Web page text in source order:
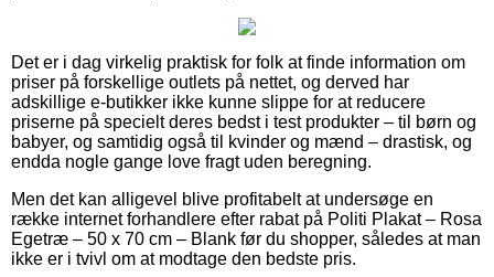
Det er i dag virkelig praktisk for folk at finde information om
priser på forskellige outlets på nettet, og derved har
adskillige e-butikker ikke kunne slippe for at reducere
priserne på specielt deres bedst i test produkter – til børn og
babyer, og samtidig også til kvinder og mænd – drastisk, og
endda nogle gange love fragt uden beregning.
Men det kan alligevel blive profitabelt at undersøge en
række internet forhandlere efter rabat på Politi Plakat – Rosa
Egetræ – 50 x 70 cm – Blank før du shopper, således at man
ikke er i tvivl om at modtage den bedste pris.